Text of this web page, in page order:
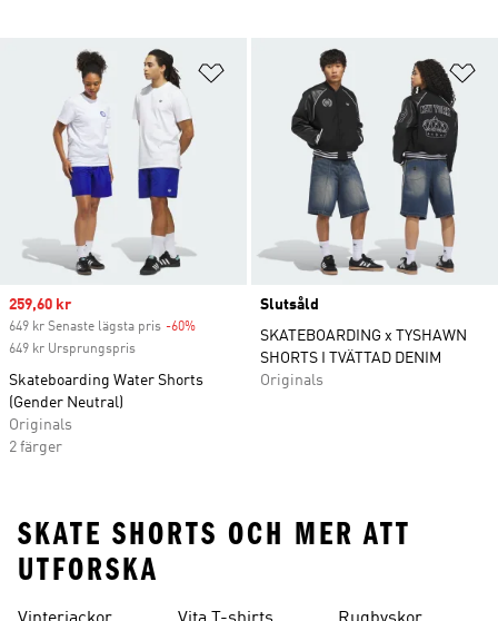
Lägg till på önskelistan
Sale price
259,60 kr
649 kr Senaste lägsta pris -60%
649 kr Ursprungspris
Skateboarding Water Shorts
(Gender Neutral)
Originals
2 färger
Slutsåld
SKATEBOARDING x TYSHAWN
SHORTS I TVÄTTAD DENIM
Originals
SKATE SHORTS OCH MER ATT
UTFORSKA